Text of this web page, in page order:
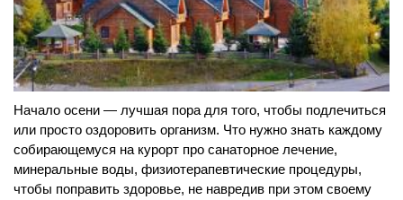
Начало осени — лучшая пора для того, чтобы подлечиться
или просто оздоровить организм. Что нужно знать каждому
собирающемуся на курорт про санаторное лечение,
минеральные воды, физиотерапевтические процедуры,
чтобы поправить здоровье, не навредив при этом своему